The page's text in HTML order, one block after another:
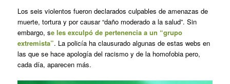
Los seis violentos fueron declarados culpables de amenazas de
muerte, tortura y por causar “daño moderado a la salud”. Sin
embargo, se les exculpó de pertenencia a un “grupo
extremista”. La policía ha clausurado algunas de estas webs en
las que se hace apología del racismo y de la homofobia pero,
cada día, aparecen más.